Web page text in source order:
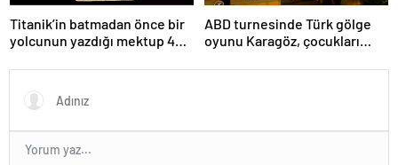
Titanik’in batmadan önce bir
yolcunun yazdığı mektup 400
ABD turnesinde Türk gölge
oyunu Karagöz, çocukları